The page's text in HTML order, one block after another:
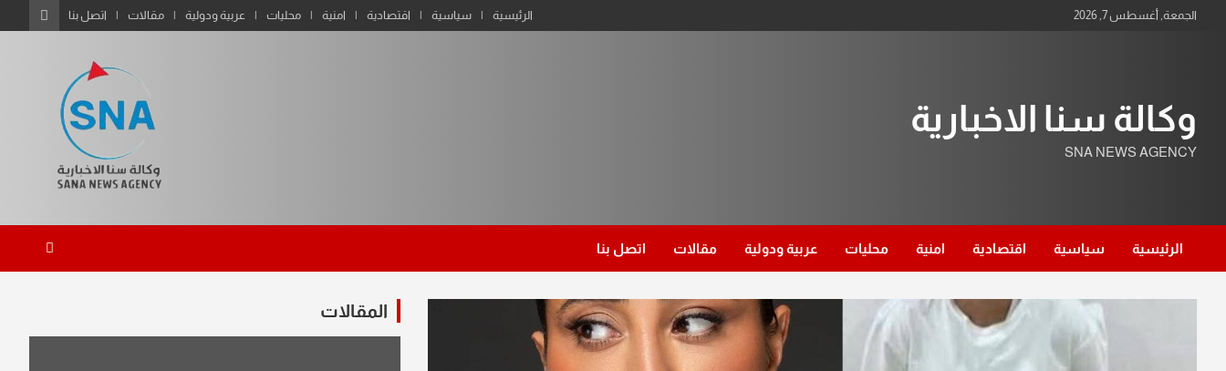
الجمعة, أغسطس 7, 2026 الرئيسية سياسية اقتصادية امنية محليات عربية ودولية مقالات اتصل بنا
وكالة سنا الاخبارية
SNA NEWS AGENCY
الرئيسية سياسية اقتصادية امنية محليات عربية ودولية مقالات اتصل بنا
المقالات